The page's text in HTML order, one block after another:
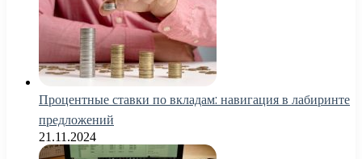
Процентные ставки по вкладам: навигация в лабиринте
предложений
21.11.2024